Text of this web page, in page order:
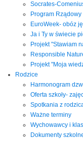
Socrates-
Program Rządowy
EuroWeek- obóz
Ja i Ty w świecie
Projekt "Stawiam
Responsible
Projekt "Moja
Rodzice
Harmonogram
Oferta szkoły-
Spotkania z
Ważne terminy
Wychowawcy i
Dokumenty